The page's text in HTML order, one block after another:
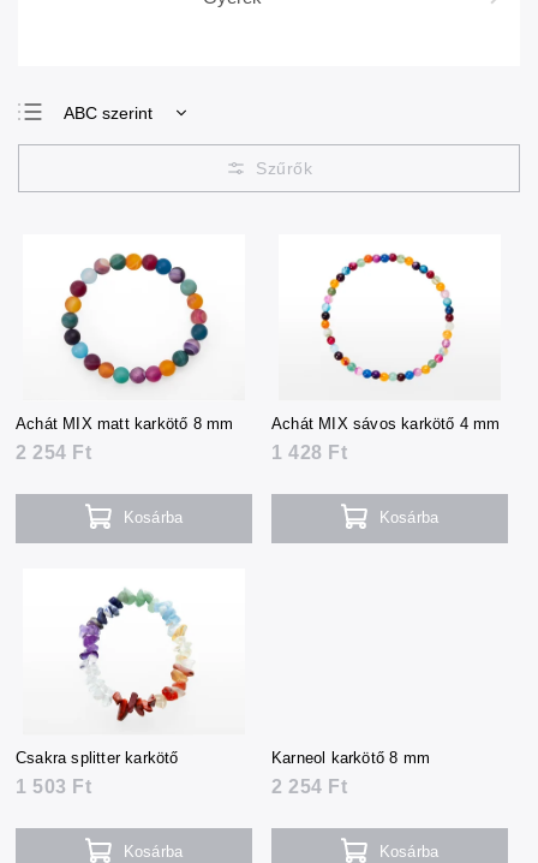
ABC szerint
Legolcsóbb elöl
Legdrágább
Achát MIX matt karkötő 8 mm
2 254 Ft
Kosárba
Achát MIX sávos karkötő 4 mm
1 428 Ft
Kosárba
Csakra splitter karkötő
1 503 Ft
Kosárba
Karneol karkötő 8 mm
2 254 Ft
Kosárba